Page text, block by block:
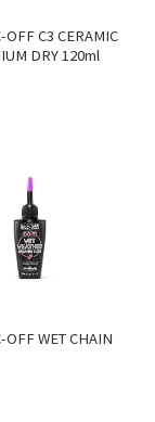
OFF C3 CERAMIC
DRY 120ml
OFF WET CHAIN